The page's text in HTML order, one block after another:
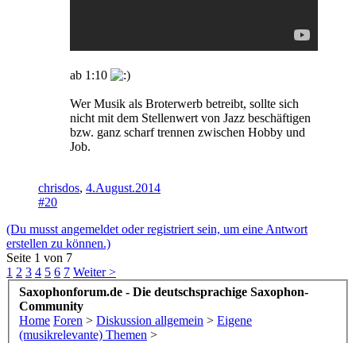
ab 1:10
Wer Musik als Broterwerb betreibt, sollte sich
nicht mit dem Stellenwert von Jazz beschäftigen
bzw. ganz scharf trennen zwischen Hobby und
Job.
chrisdos, 4.August.2014
#20
(Du musst angemeldet oder registriert sein, um eine Antwort
erstellen zu können.)
Seite 1 von 7
1 2 3 4 5 6 7 Weiter >
Saxophonforum.de - Die deutschsprachige Saxophon-
Community
Home Foren > Diskussion allgemein > Eigene
(musikrelevante) Themen >